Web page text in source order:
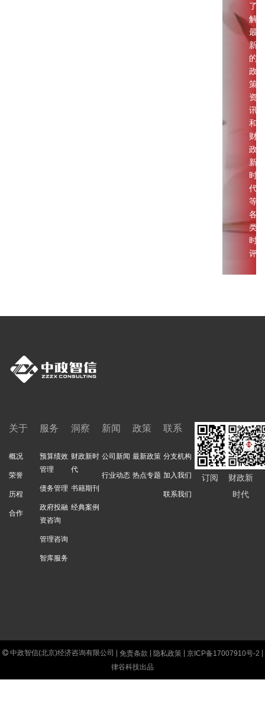
了
解
最
新
的
政
策
资
讯
和
财
政
新
时
代
等
各
类
时
评。
关于
概况
荣誉
历程
合作
服务
预算绩效
管理
债务管理
政府投融
资咨询
管理咨询
智库服务
洞察
财政新时
代
书籍期刊
经典案例
新闻
公司新闻
行业动态
政策
最新政策
热点专题
联系
分支机构
加入我们
联系我们
订阅
财政新
时代
中政智信(北京)经济咨询有限公司 | 免责条款 隐私政策| 京ICP备17007910号-2
律谷科技出品